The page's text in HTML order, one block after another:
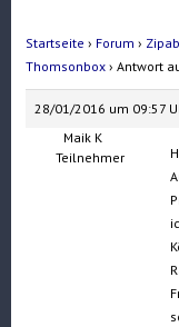
Startseite › Forum ›
Thomsonbox › Antwort
28/01/2016 um 09:57
Maik K
Teilnehmer